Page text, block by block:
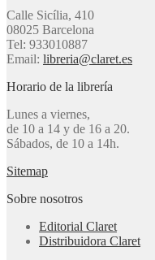
Calle Sicília, 410
08025 Barcelona
Tel: 933010887
Email: libreria@claret.es
Horario de la librería
Lunes a viernes,
de 10 a 14 y de 16 a 20.
Sábados, de 10 a 14h.
Sitemap
Sobre nosotros
Editorial Claret
Distribuidora Claret